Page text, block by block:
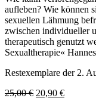
aufleben? Wie können
sexuellen Lähmung
zwischen individueller
therapeutisch genutzt
Sexualtherapie«
Restexemplare der 2.
25,00€ Ursprünglicher
20,90 €Aktueller